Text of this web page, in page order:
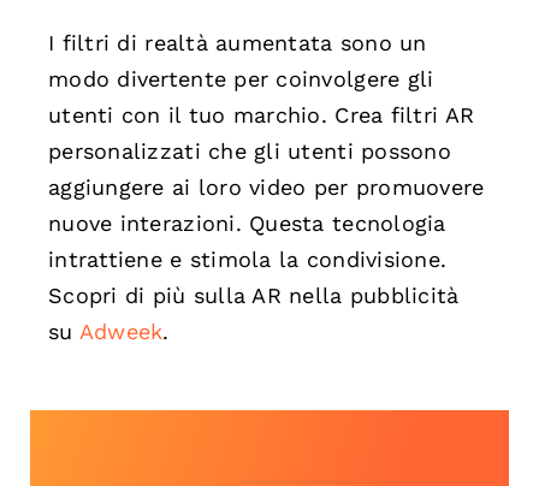
I filtri di realtà aumentata sono un
modo divertente per coinvolgere gli
utenti con il tuo marchio. Crea filtri AR
personalizzati che gli utenti possono
aggiungere ai loro video per promuovere
nuove interazioni. Questa tecnologia
intrattiene e stimola la condivisione.
Scopri di più sulla AR nella pubblicità
su Adweek.